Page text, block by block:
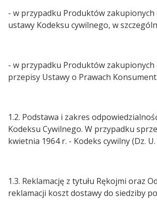
- w przypadku Produktów zakupionych
ustawy Kodeksu cywilnego, w
- w przypadku Produktów zakupionych
przepisy Ustawy o Prawach
1.2. Podstawa i zakres
Kodeksu Cywilnego. W przypadku
kwietnia 1964 r. - Kodeks cywilny (Dz.
1.3. Reklamację z tytułu Rękojmi oraz
reklamacji koszt dostawy do siedziby